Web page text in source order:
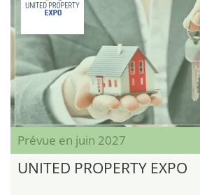
Prévue en juin 2027
UNITED PROPERTY EXPO